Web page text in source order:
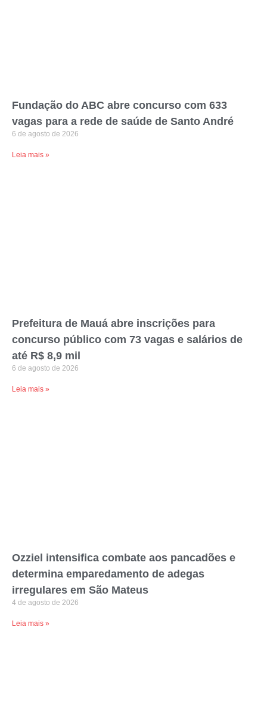
Fundação do ABC abre concurso com 633
vagas para a rede de saúde de Santo André
6 de agosto de 2026
Leia mais »
Prefeitura de Mauá abre inscrições para
concurso público com 73 vagas e salários de
até R$ 8,9 mil
6 de agosto de 2026
Leia mais »
Ozziel intensifica combate aos pancadões e
determina emparedamento de adegas
irregulares em São Mateus
4 de agosto de 2026
Leia mais »